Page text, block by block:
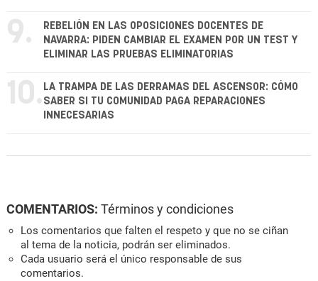
9.
REBELIÓN EN LAS OPOSICIONES DOCENTES DE
NAVARRA: PIDEN CAMBIAR EL EXAMEN POR UN TEST Y
ELIMINAR LAS PRUEBAS ELIMINATORIAS
10. LA TRAMPA DE LAS DERRAMAS DEL ASCENSOR: CÓMO
SABER SI TU COMUNIDAD PAGA REPARACIONES
INNECESARIAS
COMENTARIOS: Términos y condiciones
Los comentarios que falten el respeto y que no se ciñan
al tema de la noticia, podrán ser eliminados.
Cada usuario será el único responsable de sus
comentarios.